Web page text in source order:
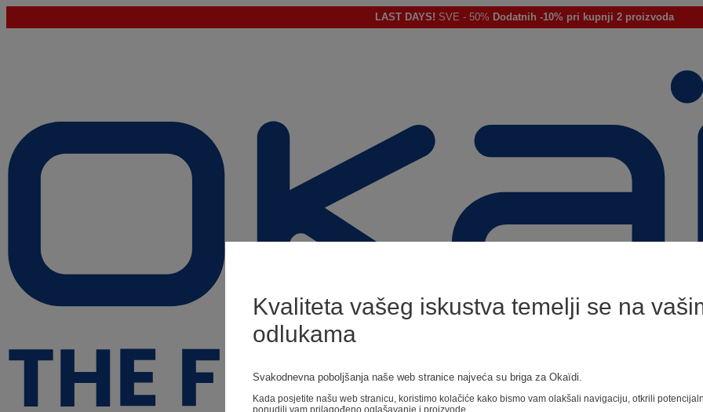
LAST DAYS! SVE - 50% Dodatnih -10% pri kupnji 2 proizvoda
Kvaliteta vašeg iskustva temelji se na
odlukama
Svakodnevna poboljšanja naše web stranice najveća su briga za Okaïdi.
Kada posjetite našu web stranicu, koristimo kolačiće kako bismo vam olakšali navigaciju, otkrili
ponudili vam prilagođeno oglašavanje i proizvode.